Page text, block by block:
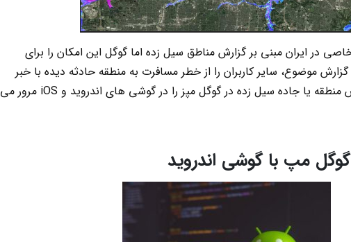
در ایران مبنی بر گزارش مناطق سیل زده اما گوگل این امکان را برای
گزارش موضوع، سایر کاربران را از خطر مسافرت به منطقه حادثه دیده با خبر
کند. در ادامه نحوه گزارش منطقه یا جاده سیل زده در گوگل مپز را در گوشی های اندروید و iOS مرور می
مپ با گوشی اندروید